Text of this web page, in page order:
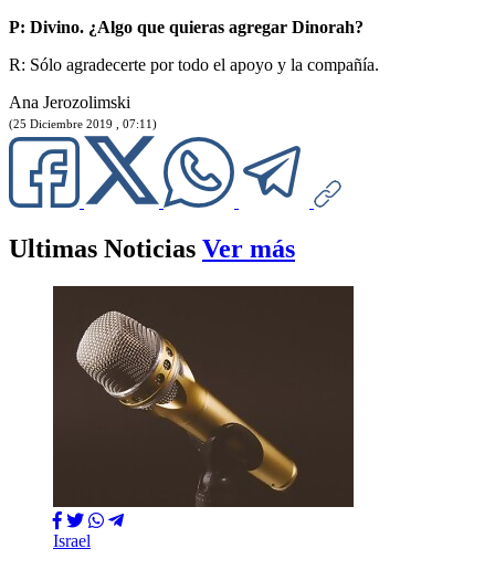
P: Divino. ¿Algo que quieras agregar Dinorah?
R: Sólo agradecerte por todo el apoyo y la compañía.
Ana Jerozolimski
(25 Diciembre 2019 , 07:11)
Ultimas Noticias Ver más
Israel